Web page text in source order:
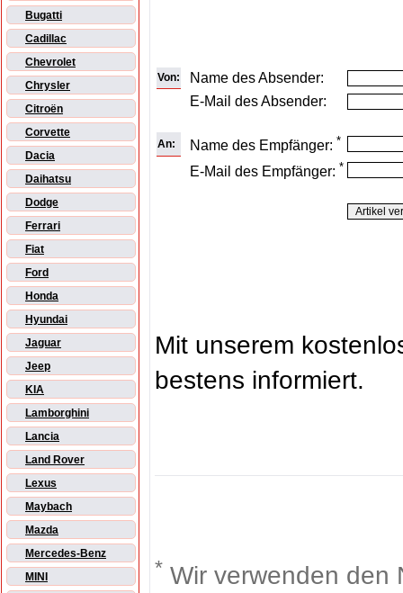
Bugatti
Cadillac
Chevrolet
Chrysler
Citroën
Corvette
Dacia
Daihatsu
Dodge
Ferrari
Fiat
Ford
Honda
Hyundai
Jaguar
Jeep
KIA
Lamborghini
Lancia
Land Rover
Lexus
Maybach
Mazda
Mercedes-Benz
MINI
Von:
Name des Absender:
E-Mail des Absender:
An: Name des Empfänger: *
E-Mail des Empfänger: *
Mit unserem
bestens informiert.
* Wir verwenden den